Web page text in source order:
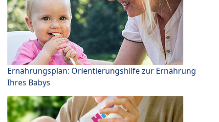
Ernährungsplan: Orientierungshilfe zur Ernährung
Ihres Babys